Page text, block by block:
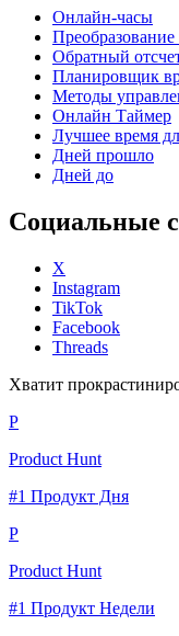
Онлайн-часы
Обратный
Планировщик
Методы
Онлайн Таймер
Лучшее время
Дней прошло
Дней до
Социальные
X
Instagram
TikTok
Facebook
Threads
Хватит
P
Product Hunt
#1 Продукт Дня
P
Product Hunt
#1 Продукт Недели